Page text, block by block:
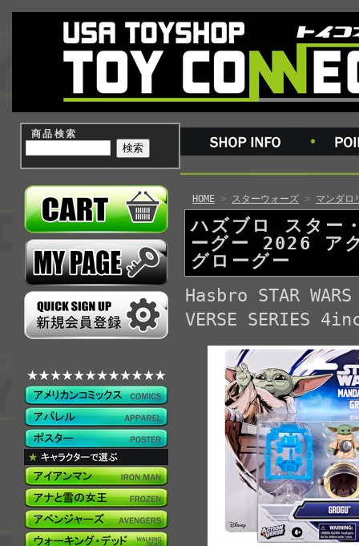
商品検索
HOME > スターウォーズ > マンダロ
ハズブロ スター
ーグー 2026 ア
グローグー
Hasbro STAR
VERSE SERIES